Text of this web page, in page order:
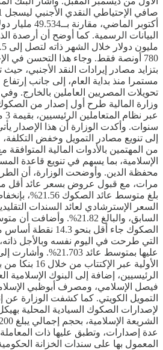
أكتوبر الماضي،
780 أونصة فقط. وجاء هذا التحسن في
بتزايد مصادر إيرادات النقد الأجنبي،
مستمرا منذ بداية العام، إلى جانب
تحويلات المصريين العاملين بالخارج.
وزارة المالية طرح أول إصدار من
سنوات. وأكدت الوزارة أن هذا الإصدار
إلى تنويع مصادر التمويل وخفض
من المهتمين بالأدوات المالية المتوافقة
الإسلامية، بما يسهم في تنويع قاعدة
محفظة الدين. وأوضحت الوزارة، أن
مرات، مع قبول عروض بسعر عائد أقل من
السعر الإسترشادي لعائد السندات
السابق، والبالغ 21.82%.
الصكوك جاء أقل بنحو
التي طرحت في اليوم نفسه وبالأجل
عليها بمتوسط عائد
الأولية عبر
الرئيسيين، إضافة إلى البنوك
فيصل الإسلامي، ومصرف أبوظبي
التمويل الكويتي. كما كشفت الوزارة عن
لإصدارات الصكوك السيادية المحلية
عدة إصدارات، وتطبق عليها ذات
المعمول بها على سندات الخزانة